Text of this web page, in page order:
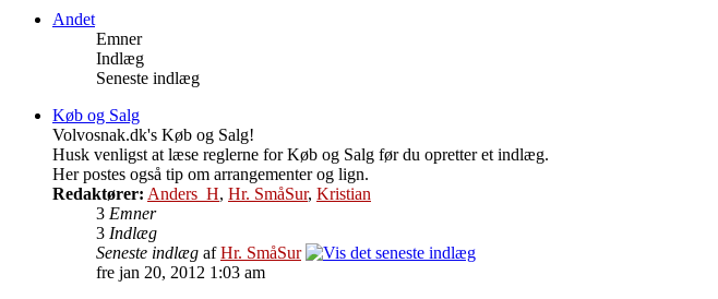
Andet
Emner
Indlæg
Seneste indlæg
Køb og Salg
Volvosnak.dk's Køb og Salg!
Husk venligst at læse reglerne for Køb og Salg før du opretter et indlæg.
Her postes også tip om arrangementer og lign.
Redaktører: Anders_H, Hr. SmåSur, Kristian
3 Emner
3 Indlæg
Seneste indlæg afHr. SmåSur
fre jan 20, 2012 1:03 am